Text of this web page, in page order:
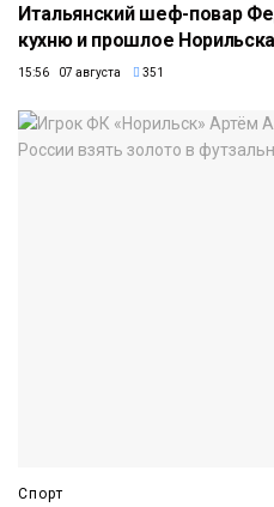
Итальянский шеф-повар
кухню и прошлое Норильска
15:56 07 августа 351
Спорт